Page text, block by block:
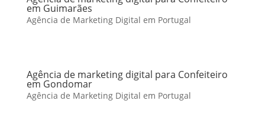
em Guimarães
Agência de Marketing Digital em Portugal
Agência de marketing digital para Confeiteiro
em Gondomar
Agência de Marketing Digital em Portugal